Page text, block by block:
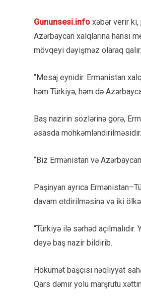
Gununsesi.info xəbər verir
Azərbaycan xalqlarına hansı
mövqeyi dəyişməz olaraq qalır.
“Mesaj eynidir. Ermənistan
həm Türkiyə, həm də
Baş nazirin sözlərinə görə,
əsasda möhkəmləndirilməsidir.
“Biz Ermənistan və
Paşinyan ayrıca
davam etdirilməsinə və iki ölkə
“Türkiyə ilə sərhəd
deyə baş nazir bildirib.
Hökumət başçısı nəqliyyat
Qars dəmir yolu marşrutu